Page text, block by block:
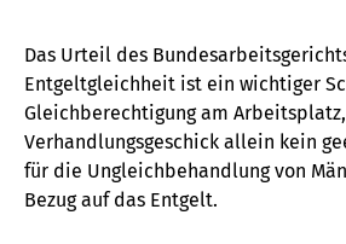
Das Urteil des
Entgeltgleichheit ist ein wichtiger
Gleichberechtigung am
Verhandlungsgeschick allein kein
für die Ungleichbehandlung von
Bezug auf das Entgelt.